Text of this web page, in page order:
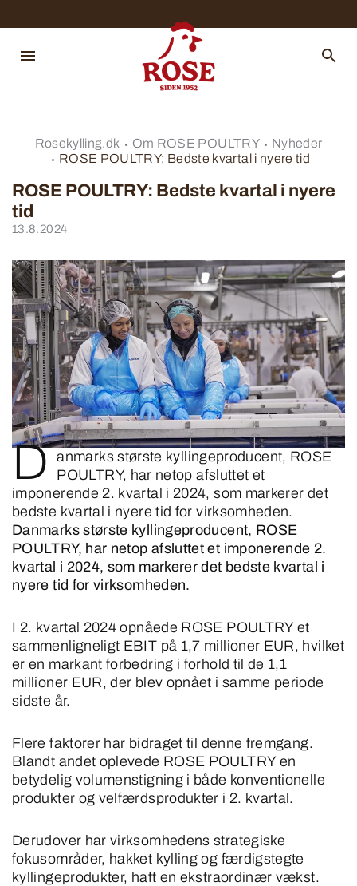
Rosekylling.dk Om ROSE POULTRY
Nyheder
ROSE POULTRY: Bedste kvartal i nyere tid
ROSE POULTRY: Bedste kvartal i nyere
tid
13.8.2024
D anmarks største kyllingeproducent, ROSE
POULTRY, har netop afsluttet et
imponerende 2. kvartal i 2024, som markerer det
bedste kvartal i nyere tid for virksomheden.
Danmarks største kyllingeproducent, ROSE
POULTRY, har netop afsluttet et imponerende 2.
kvartal i 2024, som markerer det bedste kvartal i
nyere tid for virksomheden.
I 2. kvartal 2024 opnåede ROSE POULTRY et
sammenligneligt EBIT på 1,7 millioner EUR, hvilket
er en markant forbedring i forhold til de 1,1
millioner EUR, der blev opnået i samme periode
sidste år.
Flere faktorer har bidraget til denne fremgang.
Blandt andet oplevede ROSE POULTRY en
betydelig volumenstigning i både konventionelle
produkter og velfærdsprodukter i 2. kvartal.
Derudover har virksomhedens strategiske
fokusområder, hakket kylling og færdigstegte
kyllingeprodukter, haft en ekstraordinær vækst.